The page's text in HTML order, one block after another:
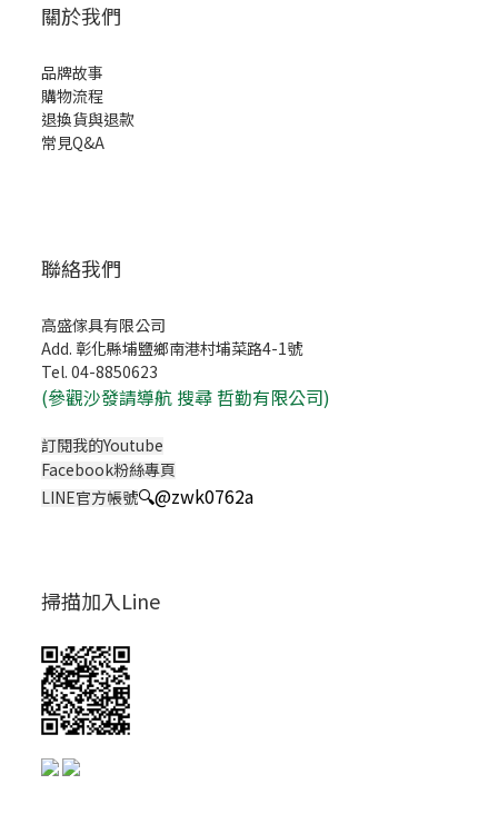
關於我們
品牌故事
購物流程
退換貨與退款
常見Q&A
聯絡我們
高盛傢具有限公司
Add. 彰化縣埔鹽鄉南港村埔菜路4-1號
Tel. 04-8850623
(參觀沙發請導航 搜尋 哲勤有限公司)
訂閱我的Youtube
Facebook粉絲專頁
LINE官方帳號🔍@zwk0762a
掃描加入Line